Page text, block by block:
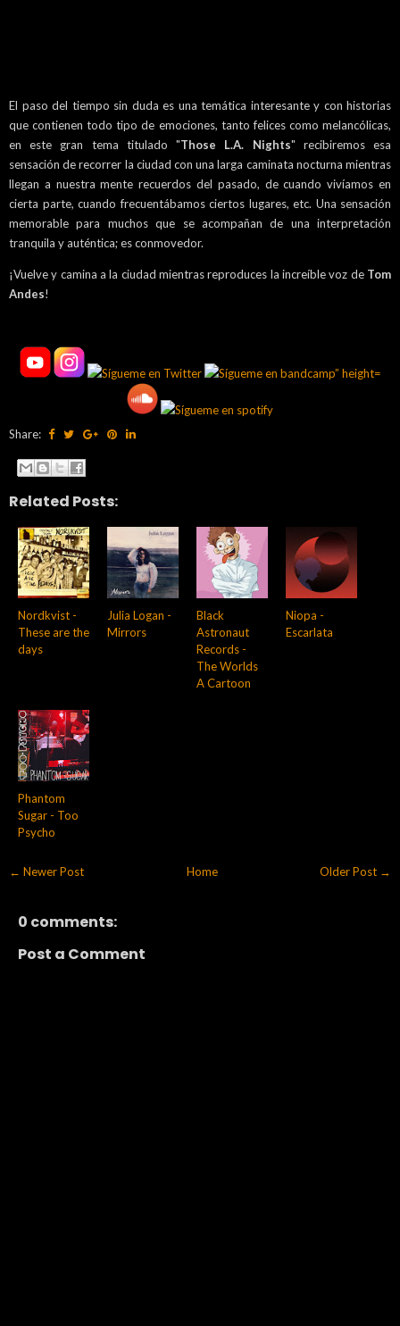
El paso del tiempo sin duda es una temática interesante y con historias
que contienen todo tipo de emociones, tanto felices como melancólicas,
en este gran tema titulado "Those L.A. Nights" recibiremos esa
sensación de recorrer la ciudad con una larga caminata nocturna mientras
llegan a nuestra mente recuerdos del pasado, de cuando vivíamos en
cierta parte, cuando frecuentábamos ciertos lugares, etc. Una sensación
memorable para muchos que se acompañan de una interpretación
tranquila y auténtica; es conmovedor.
¡Vuelve y camina a la ciudad mientras reproduces la increíble voz de Tom
Andes!
Share:
Related Posts:
Nordkvist -
These are the
days
Julia Logan -
Mirrors
Black
Astronaut
Records -
The Worlds
A Cartoon
Niopa -
Escarlata
Phantom
Sugar - Too
Psycho
← Newer Post Older Post →
Home
0 comments:
Post a Comment